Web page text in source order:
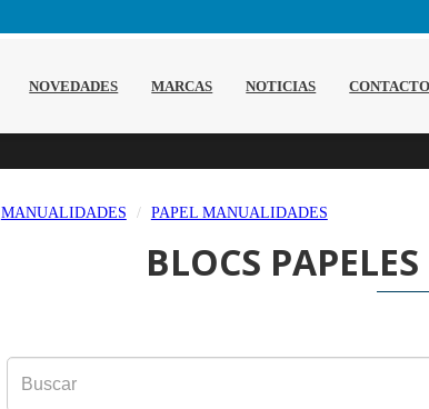
NOVEDADES MARCAS NOTICIAS CONTACTO
MANUALIDADES PAPEL MANUALIDADES
BLOCS